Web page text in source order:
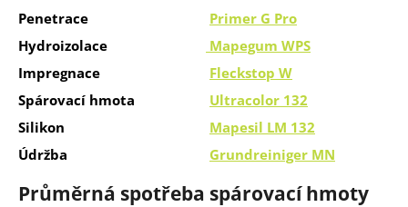
Penetrace
Primer G Pro
Hydroizolace
Mapegum WPS
Impregnace
Fleckstop W
Spárovací hmota
Ultracolor 132
Silikon
Mapesil LM 132
Údržba
Grundreiniger MN
Průměrná spotřeba spárovací hmoty